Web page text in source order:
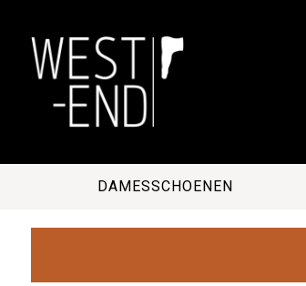
DAMESSCHOENEN